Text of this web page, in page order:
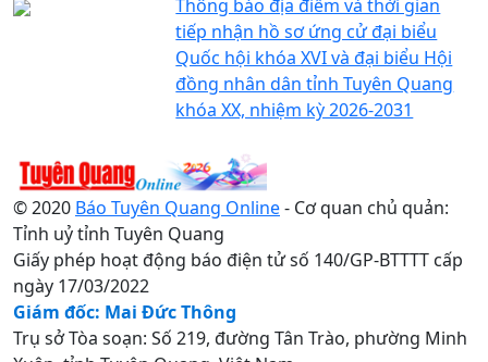
Thông báo địa điểm và thời gian
tiếp nhận hồ sơ ứng cử đại biểu
Quốc hội khóa XVI và đại biểu Hội
đồng nhân dân tỉnh Tuyên Quang
khóa XX, nhiệm kỳ 2026-2031
© 2020 Báo Tuyên Quang Online- Cơ quan chủ quản:
Tỉnh uỷ tỉnh Tuyên Quang
Giấy phép hoạt động báo điện tử số 140/GP-BTTTT cấp
ngày 17/03/2022
Giám đốc: Mai Đức Thông
Trụ sở Tòa soạn: Số 219, đường Tân Trào, phường Minh